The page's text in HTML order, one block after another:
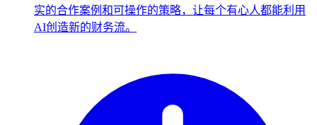
实的合作案例和可操作的策略，让每个有心人都能利用
AI创造新的财务流。